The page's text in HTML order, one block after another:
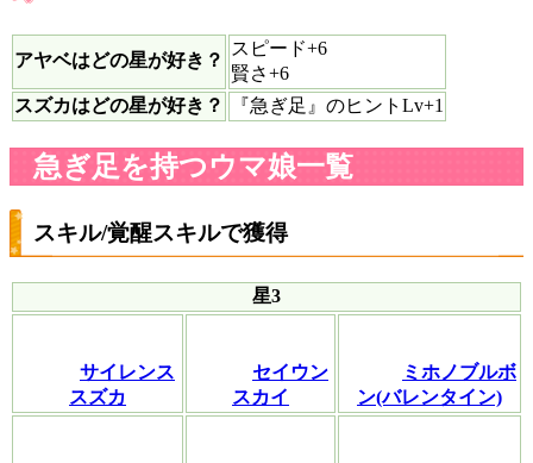
アヤベはどの星が好き？
スピード+6
賢さ+6
スズカはどの星が好き？
『急ぎ足』のヒントLv+1
急ぎ足を持つウマ娘一覧
スキル/覚醒スキルで獲得
星3
サイレンス
スズカ
セイウン
スカイ
ミホノブルボ
ン(バレンタイン)